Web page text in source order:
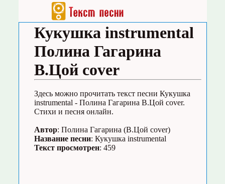
Кукушка instrumental
Полина Гагарина
В.Цой cover
Здесь можно прочитать текст песни Кукушка
instrumental - Полина Гагарина В.Цой cover.
Стихи и песня онлайн.
Автор: Полина Гагарина (В.Цой cover)
Название песни: Кукушка instrumental
Текст просмотрен: 459